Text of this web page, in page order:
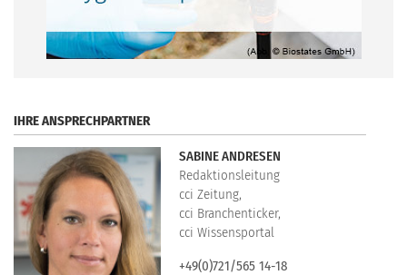
IHRE ANSPRECHPARTNER
SABINE ANDRESEN
Redaktionsleitung
cci Zeitung,
cci Branchenticker,
cci Wissensportal
+49(0)721/565 14-18